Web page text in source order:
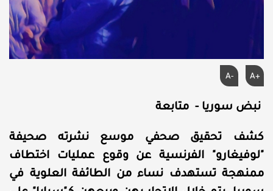
A+
A-
نبض سوريا - متابعة
كشف تحقيق صحفي موسع نشرته صحيفة
"لوفيغارو" الفرنسية عن وقوع عمليات اختطاف
ممنهجة تستهدف نساء من الطائفة العلوية في